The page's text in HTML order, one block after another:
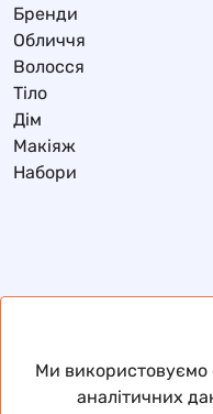
Бренди
Обличчя
Волосся
Тіло
Дім
Макіяж
Набори
Ми
аналітичних